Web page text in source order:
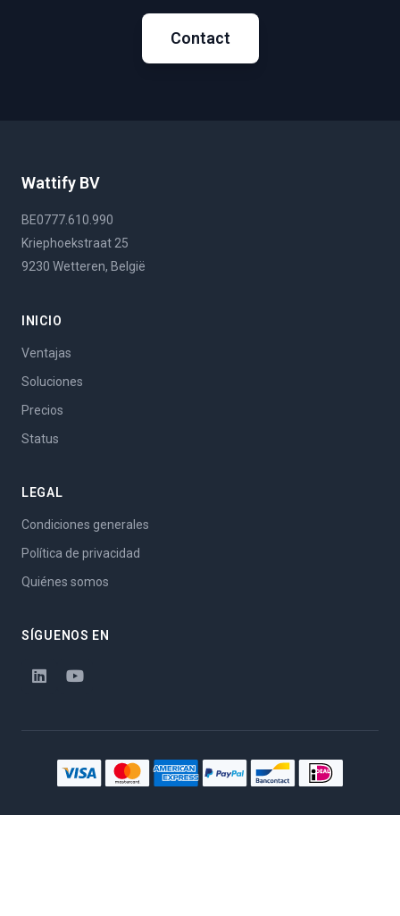
Contact
Wattify BV
BE0777.610.990
Kriephoekstraat 25
9230 Wetteren, België
INICIO
Ventajas
Soluciones
Precios
Status
LEGAL
Condiciones generales
Política de privacidad
Quiénes somos
SÍGUENOS EN